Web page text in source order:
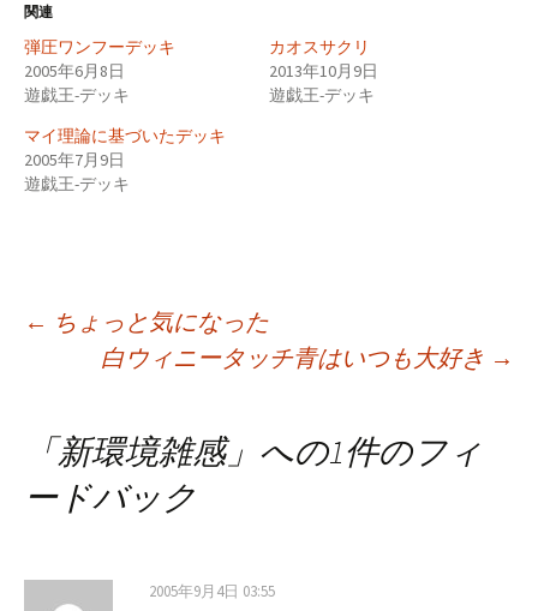
関連
弾圧ワンフーデッキ
2005年6月8日
遊戯王-デッキ
カオスサクリ
2013年10月9日
遊戯王-デッキ
マイ理論に基づいたデッキ
2005年7月9日
遊戯王-デッキ
投
ナ
ビ
← ちょっと気になった
白ウィニータッチ青はいつも大好き →
「新環境雑感」への1件のフィ
ードバック
2005年9月4日 03:55